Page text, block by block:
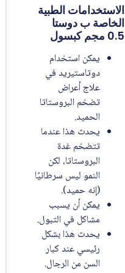
الاستخدامات الطبية
الخاصة ب دوستا
0.5 مجم كبسول
يمكن استخدام
دوتاستيريد في
علاج أعراض
تضخم البروستاتا
الحميد.
يحدث هذا عندما
تتضخم غدة
البروستاتا، لكن
النمو ليس سرطانيًا
(إنه حميد).
يمكن أن يسبب
مشاكل في التبول.
يحدث هذا بشكل
رئيسي عند كبار
السن من الرجال.